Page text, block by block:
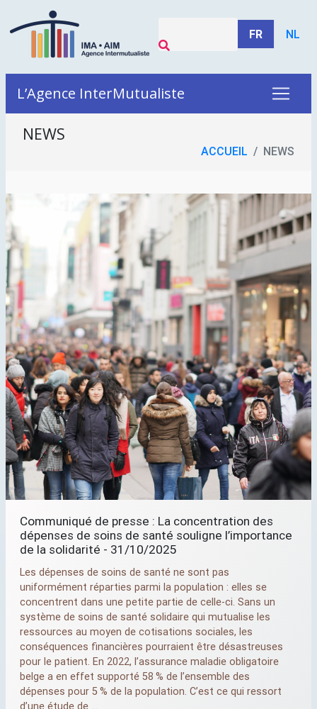
FR NL
L’Agence InterMutualiste
NEWS
ACCUEIL NEWS
Communiqué de presse : La concentration des
dépenses de soins de santé souligne l’importance
de la solidarité - 31/10/2025
Les dépenses de soins de santé ne sont pas
uniformément réparties parmi la population : elles se
concentrent dans une petite partie de celle-ci. Sans un
système de soins de santé solidaire qui mutualise les
ressources au moyen de cotisations sociales, les
conséquences financières pourraient être désastreuses
pour le patient. En 2022, l’assurance maladie obligatoire
belge a en effet supporté 58 % de l’ensemble des
dépenses pour 5% de la population. C’est ce qui ressort
d’une étude de ...